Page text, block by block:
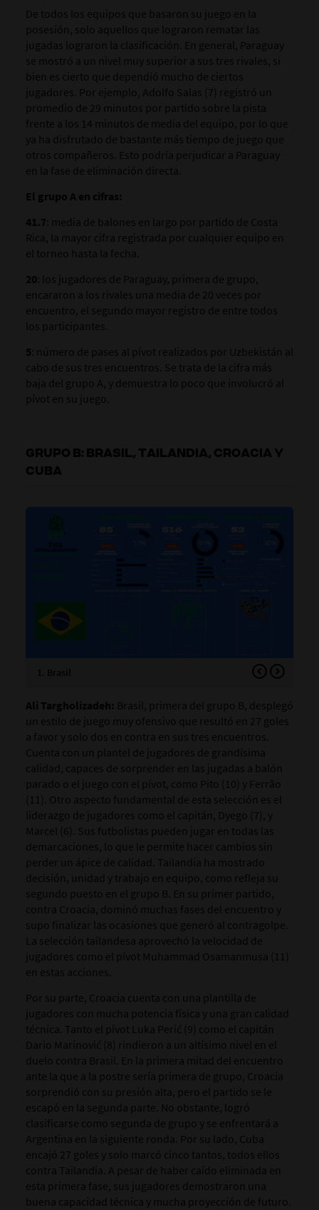
De todos los equipos que basaron su juego en la
posesión, solo aquellos que lograron rematar las
jugadas lograron la clasificación. En general, Paraguay
se mostró a un nivel muy superior a sus tres rivales, si
bien es cierto que dependió mucho de ciertos
jugadores. Por ejemplo, Adolfo Salas (7) registró un
promedio de 29 minutos por partido sobre la pista
frente a los 14 minutos de media del equipo, por lo que
ya ha disfrutado de bastante más tiempo de juego que
otros compañeros. Esto podría perjudicar a Paraguay
en la fase de eliminación directa.
El grupo A en cifras:
41.7 : media de balones en largo por partido de Costa
Rica, la mayor cifra registrada por cualquier equipo en
el torneo hasta la fecha.
20 : los jugadores de Paraguay, primera de grupo,
encararon a los rivales una media de 20 veces por
encuentro, el segundo mayor registro de entre todos
los participantes.
5 : número de pases al pívot realizados por Uzbekistán al
cabo de sus tres encuentros. Se trata de la cifra más
baja del grupo A, y demuestra lo poco que involucró al
pívot en su juego.
GRUPO B: BRASIL, TAILANDIA, CROACIA Y
CUBA
Ali Targholizadeh: Brasil, primera del grupo B, desplegó
un estilo de juego muy ofensivo que resultó en 27 goles
a favor y solo dos en contra en sus tres encuentros.
Cuenta con un plantel de jugadores de grandísima
calidad, capaces de sorprender en las jugadas a balón
parado o el juego con el pívot, como Pito (10) y Ferrão
(11). Otro aspecto fundamental de esta selección es el
liderazgo de jugadores como el capitán, Dyego (7), y
Marcel (6). Sus futbolistas pueden jugar en todas las
demarcaciones, lo que le permite hacer cambios sin
perder un ápice de calidad. Tailandia ha mostrado
decisión, unidad y trabajo en equipo, como refleja su
segundo puesto en el grupo B. En su primer partido,
contra Croacia, dominó muchas fases del encuentro y
supo finalizar las ocasiones que generó al contragolpe.
La selección tailandesa aprovechó la velocidad de
jugadores como el pívot Muhammad Osamanmusa (11)
en estas acciones.
Por su parte, Croacia cuenta con una plantilla de
jugadores con mucha potencia física y una gran calidad
técnica. Tanto el pívot Luka Perić (9) como el capitán
Dario Marinović (8) rindieron a un altísimo nivel en el
duelo contra Brasil. En la primera mitad del encuentro
ante la que a la postre sería primera de grupo, Croacia
sorprendió con su presión alta, pero el partido se le
escapó en la segunda parte. No obstante, logró
clasificarse como segunda de grupo y se enfrentará a
Argentina en la siguiente ronda. Por su lado, Cuba
encajó 27 goles y solo marcó cinco tantos, todos ellos
contra Tailandia. A pesar de haber caído eliminada en
esta primera fase, sus jugadores demostraron una
buena capacidad técnica y mucha proyección de futuro.